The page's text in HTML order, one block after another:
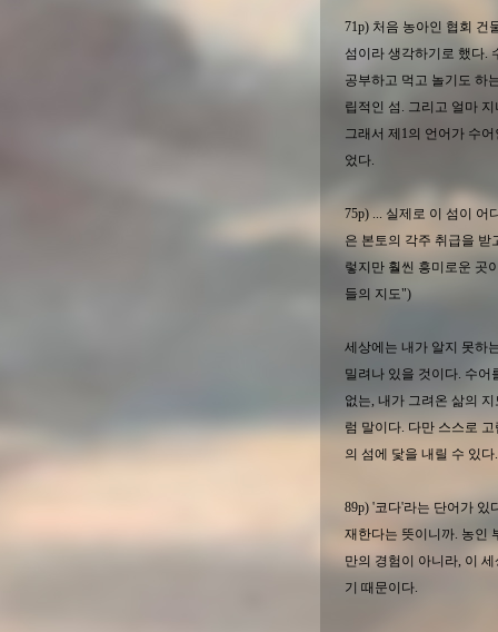
71p) 처음 농아인 협회 건
섬이라 생각하기로 했다.
공부하고 먹고 놀기도 하
립적인 섬. 그리고 얼마
그래서 제1의 언어가 수
었다.
75p) ... 실제로 이 섬이 어
은 본토의 각주 취급을 받
렇지만 훨씬 흥미로운 곳
들의 지도")
세상에는 내가 알지 못하
밀려나 있을 것이다. 수어
없는, 내가 그려온 삶의
럼 말이다. 다만 스스로
의 섬에 닻을 내릴 수 있다.
89p) '코다'라는 단어가 있
재한다는 뜻이니까. 농인
만의 경험이 아니라, 이
기 때문이다.